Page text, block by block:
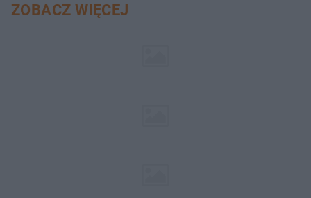
ZOBACZ WIĘCEJ